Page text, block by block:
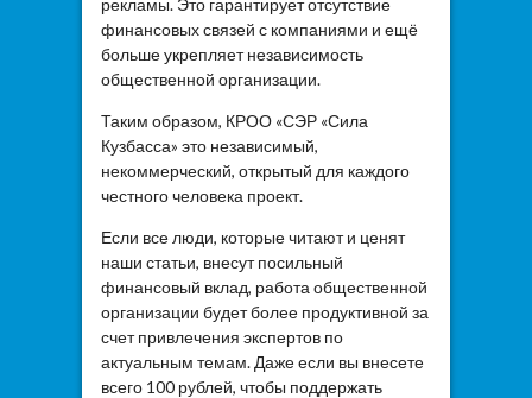
финансовых связей с компаниями и ещё
больше укрепляет независимость
общественной организации.
Таким образом, КРОО «СЭР «Сила
Кузбасса» это независимый,
некоммерческий, открытый для каждого
честного человека проект.
Если все люди, которые читают и ценят
наши статьи, внесут посильный
финансовый вклад, работа общественной
организации будет более продуктивной за
счет привлечения экспертов по
актуальным темам. Даже если вы внесете
всего 100 рублей, чтобы поддержать